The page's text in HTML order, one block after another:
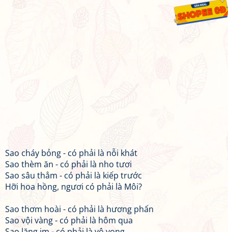
Sao cháy bỏng - có phải là nỗi khát
Sao thèm ăn - có phải là nho tươi
Sao sâu thẳm - có phải là kiếp trước
Hỡi hoa hồng, ngươi có phải là Môi?
Sao thơm hoài - có phải là hương phấn
Sao vội vàng - có phải là hôm qua